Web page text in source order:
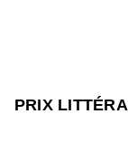
PRIX